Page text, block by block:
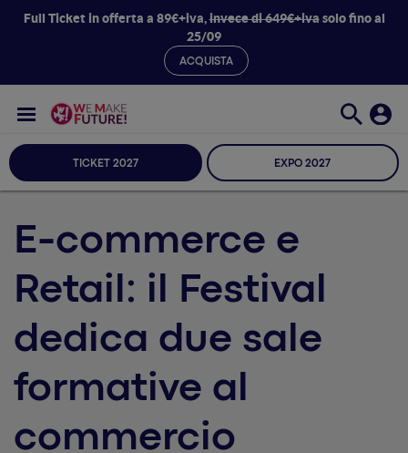
Full Ticket in offerta a 89€+iva,invece di 649€+ivasolo fino al
25/09
ACQUISTA
TICKET 2027 EXPO 2027
E-commerce e
Retail: il Festival
dedica due sale
formative al
commercio